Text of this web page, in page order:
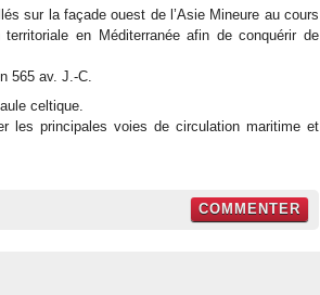
sur la façade ouest de l’Asie Mineure au cours
en Méditerranée afin de conquérir de
565 av. J.-C.
celtique.
les principales voies de circulation maritime et
COMMENTER